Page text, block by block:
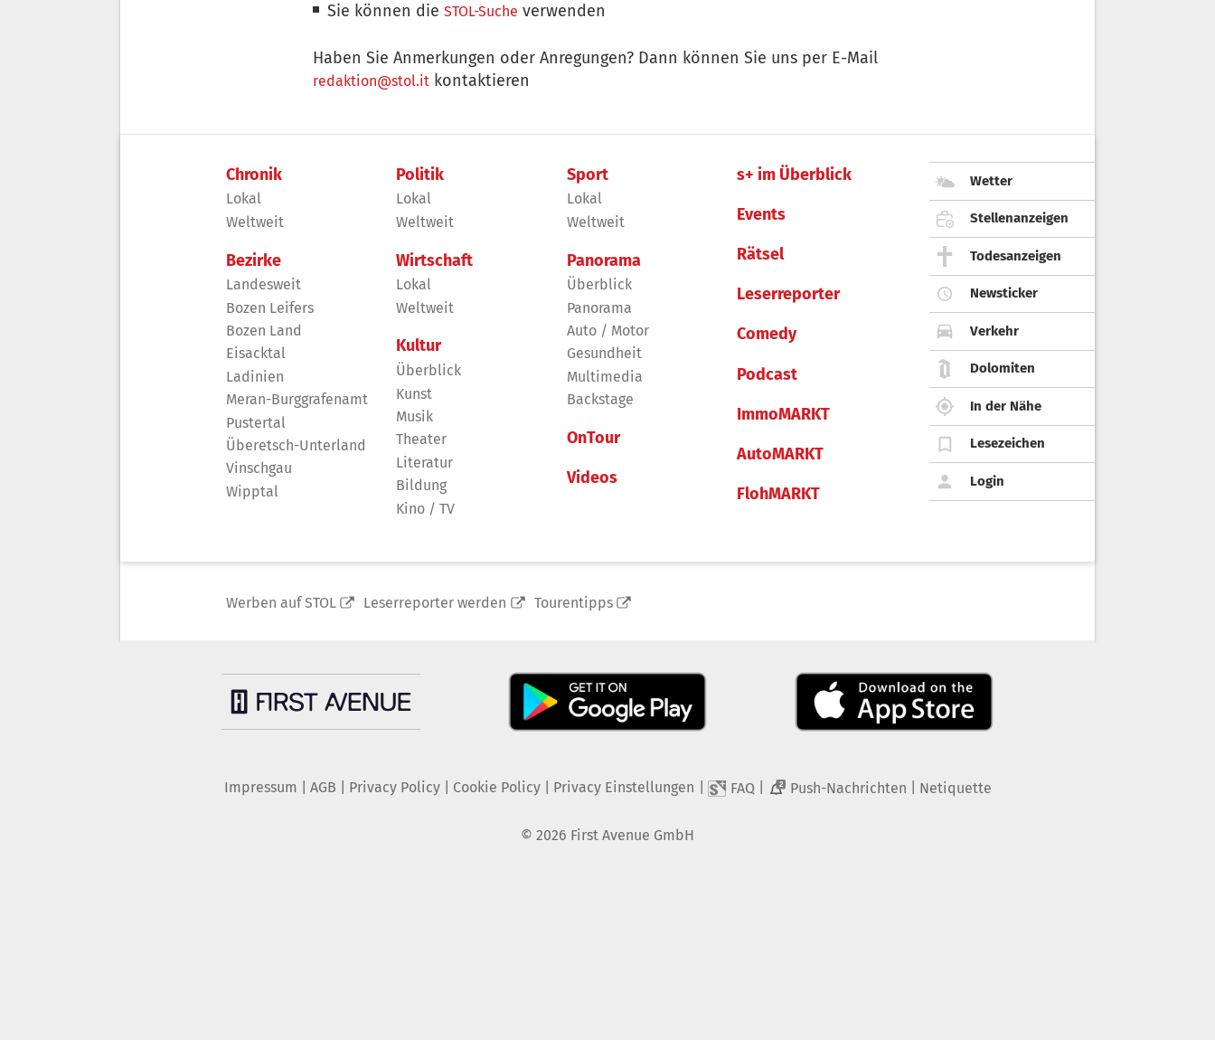
Sie können dieSTOL-Suche verwenden
Haben Sie Anmerkungen oder Anregungen? Dann können Sie uns per E-Mail
redaktion@stol.it kontaktieren
Chronik
Lokal
Weltweit
Bezirke
Landesweit
Bozen Leifers
Bozen Land
Eisacktal
Ladinien
Meran-Burggrafenamt
Pustertal
Überetsch-Unterland
Vinschgau
Wipptal
Politik
Lokal
Weltweit
Wirtschaft
Lokal
Weltweit
Kultur
Überblick
Kunst
Musik
Theater
Literatur
Bildung
Kino / TV
Sport
Lokal
Weltweit
Panorama
Überblick
Panorama
Auto / Motor
Gesundheit
Multimedia
Backstage
OnTour
Videos
s+ im Überblick
Events
Rätsel
Leserreporter
Comedy
Podcast
ImmoMARKT
AutoMARKT
FlohMARKT
Wetter
Stellenanzeigen
Todesanzeigen
Newsticker
Verkehr
Dolomiten
In der Nähe
Lesezeichen
Login
Werben auf STOL Leserreporter werden Tourentipps
Impressum AGB Privacy Policy| Cookie Policy| Privacy Einstellungen FAQ 2 Push-Nachrichten Netiquette
© 2026 First Avenue GmbH